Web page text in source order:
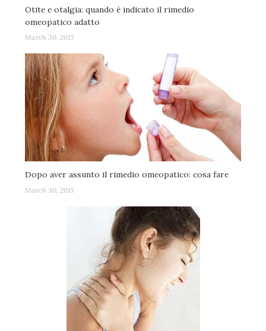
Otite e otalgia: quando è indicato il rimedio
omeopatico adatto
March 30, 2015
Dopo aver assunto il rimedio omeopatico: cosa fare
March 30, 2015